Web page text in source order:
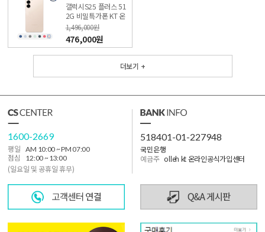
갤럭시S25 플러스 51
2G 비밀특가폰 KT 온
라인샵
1,496,000원
476,000원
더보기 +
1600-2669
평일
AM 10:00 ~ PM 07:00
점심
12:00 ~ 13:00
(일요일 및 공휴일 휴무)
518401-01-227948
국민은행
예금주 olleh kt 온라인공식가입센터